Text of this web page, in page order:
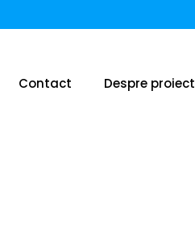
Contact Despre proiect